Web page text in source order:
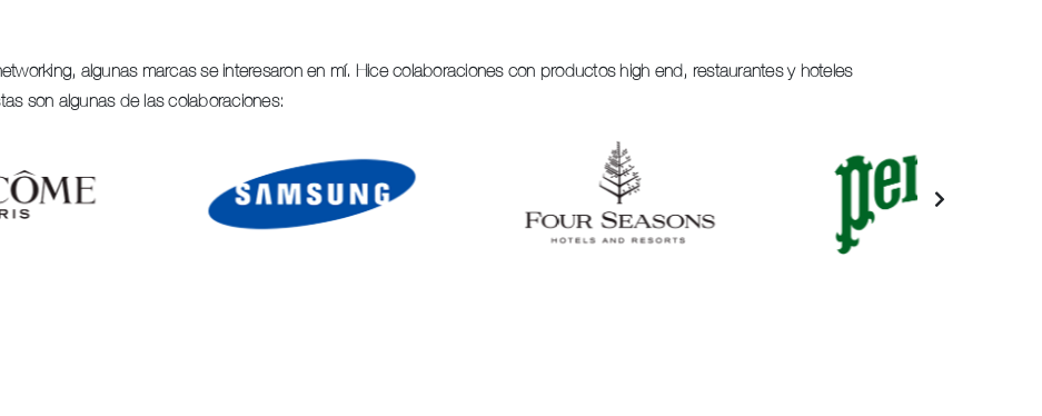
algunas marcas se interesaron en mí. Hice colaboraciones con productos high end, restaurantes y hoteles
son algunas de las colaboraciones: